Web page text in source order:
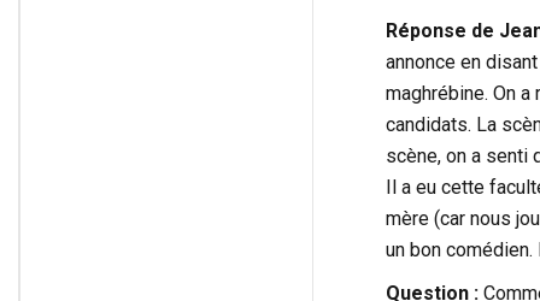
Réponse de
annonce en
maghrébine. On
candidats. La
scène, on a senti
Il a eu cette
mère (car nous
un bon
Question :